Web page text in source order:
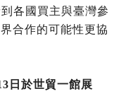
各國買主與臺灣參
合作的可能性更協
日於世貿一館展